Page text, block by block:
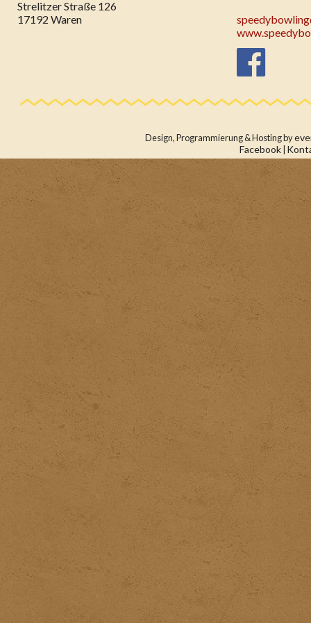
Strelitzer Straße 126
17192 Waren
Design, Programmierung & Hosting by
Facebook